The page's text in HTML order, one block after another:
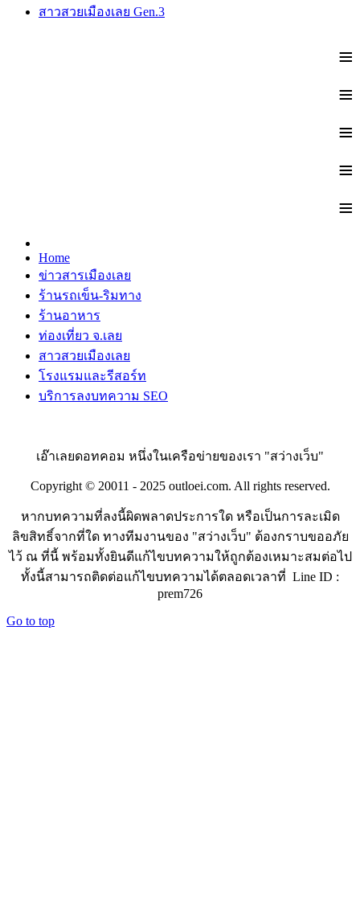
สาวสวยเมืองเลย Gen.3
≡
≡
≡
≡
≡
Home
ข่าวสารเมืองเลย
ร้านรถเข็น-ริมทาง
ร้านอาหาร
ท่องเที่ยว จ.เลย
สาวสวยเมืองเลย
โรงแรมและรีสอร์ท
บริการลงบทความ SEO
เอ๊าเลยดอทคอม หนึ่งในเครือข่ายของเรา "สว่างเว็บ"
Copyright © 20011 - 2025 outloei.com. All rights reserved.
หากบทความที่ลงนี้ผิดพลาดประการใด หรือเป็นการละเมิด
ลิขสิทธิ์จากที่ใด ทางทีมงานของ "สว่างเว็บ" ต้องกราบขออภัย
ไว้ ณ ที่นี้ พร้อมทั้งยินดีแก้ไขบทความให้ถูกต้องเหมาะสมต่อไป
ทั้งนี้สามารถติดต่อแก้ไขบทความได้ตลอดเวลาที่ Line ID :
prem726
Go to top